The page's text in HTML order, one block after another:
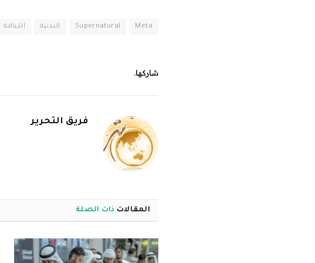
Meta
Supernatural البدنية اللياقة
شاركها.
فريق التحرير
المقالات ذات الصلة